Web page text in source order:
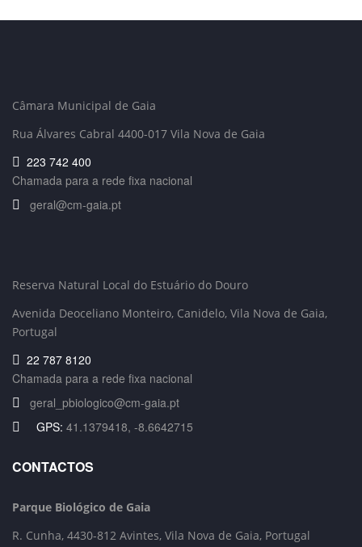
Câmara Municipal de Gaia
Rua Álvares Cabral 4400-017 Vila Nova de Gaia
223 742 400
Chamada para a rede fixa nacional
geral@cm-gaia.pt
Reserva Natural Local do Estuário do Douro
Avenida Deoceliano Monteiro, Canidelo, Vila Nova de Gaia,
Portugal
22 787 8120
Chamada para a rede fixa nacional
geral_pbiologico@cm-gaia.pt
GPS: 41.1379418, -8.6642715
CONTACTOS
Parque Biológico de Gaia
R. Cunha, 4430-812 Avintes, Vila Nova de Gaia, Portugal